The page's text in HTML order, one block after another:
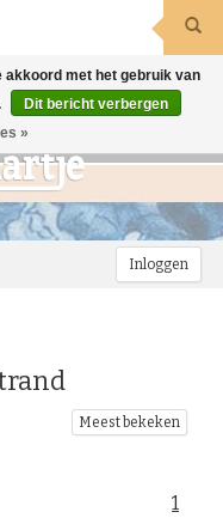
Inloggen
Meest bekeken
1
akkoord met het gebruik van
Dit bericht verbergen
»